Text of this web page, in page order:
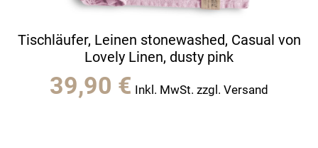
Tischläufer, Leinen stonewashed, Casual von
Lovely Linen, dusty pink
39,90 € Inkl. MwSt. zzgl. Versand